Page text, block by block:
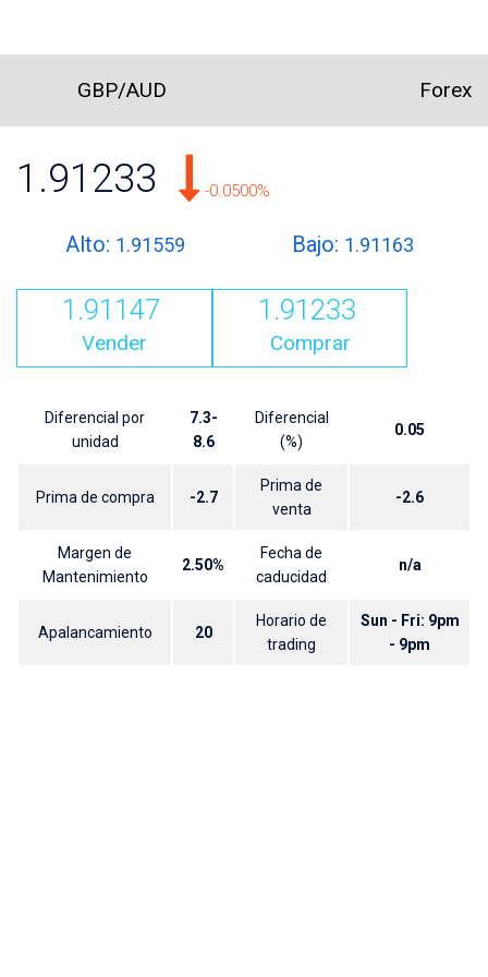
GBP/AUD Forex
1.91233 -0.0500%
Alto: 1.91559 Bajo: 1.91163
1.91147
Vender
1.91233
Comprar
Diferencial por
unidad
7.3-
8.6
Diferencial
(%)
0.05
Prima de compra -2.7
Prima de
venta
-2.6
Margen de
Mantenimiento
2.50%
Fecha de
caducidad
n/a
Apalancamiento 20
Horario de
trading
Sun - Fri: 9pm
- 9pm